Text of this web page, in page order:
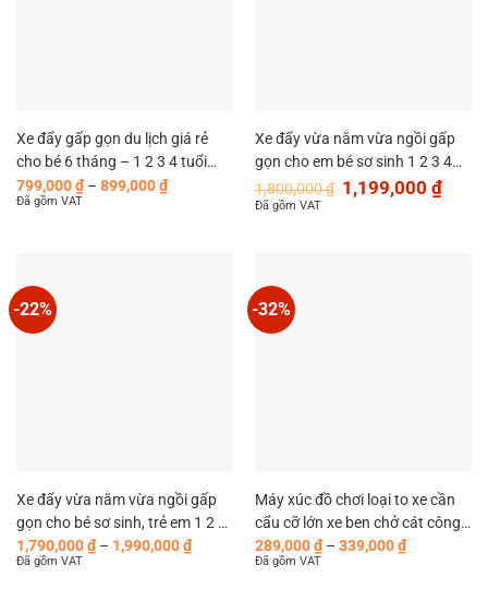
Xe đẩy gấp gọn du lịch giá rẻ
cho bé 6 tháng – 1 2 3 4 tuổi
MySun Base
799,000₫ – 899,000₫Khoảng
giá:
Đã gồm VAT
Xe đẩy vừa nằm vừa ngồi gấp
gọn cho em bé sơ sinh 1 2 3 4
tuổi MySun Luxury
1,800,000₫ Giá
gốc
1,199,000 ₫Giá
hiện
Đã gồm VAT
-22%
Xe đẩy vừa nằm vừa ngồi gấp
gọn cho bé sơ sinh, trẻ em 1 2 3
4 tuổi cao cấp MySun Premium
1,790,000₫ – 1,990,000₫Khoảng
giá:
Đã gồm VAT
-32%
Máy xúc đồ chơi loại to xe cần
cẩu cỡ lớn xe ben chở cát công
trường xe trộn bê tông trẻ em
đồ chơi mô hình xe công trình
289,000₫ – 339,000₫Khoảng
giá:
Đã gồm VAT